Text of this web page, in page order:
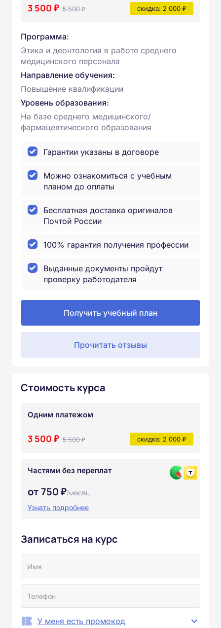
3 500 ₽ 5 500 ₽ скидка: 2 000 ₽
Программа:
Этика и деонтология в работе среднего
медицинского персонала
Направление обучения:
Повышение квалификации
Уровень образования:
На базе среднего медицинского/
фармацевтического образования
Гарантии указаны в договоре
Можно ознакомиться с учебным
планом до оплаты
Бесплатная доставка оригиналов
Почтой России
100% гарантия получения профессии
Выданные документы пройдут
проверку работодателя
Получить учебный план
Прочитать отзывы
Стоимость курса
Одним платежом
3 500 ₽ 5 500 ₽ скидка: 2 000 ₽
Частями без переплат
от 750 ₽/месяц
Узнать подробнее
Записаться на курс
У меня есть промокод